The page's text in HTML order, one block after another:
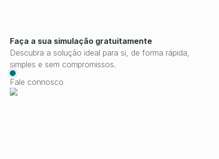
Faça a sua simulação gratuitamente
Descubra a solução ideal para si, de forma rápida,
simples e sem compromissos.
Fale connosco